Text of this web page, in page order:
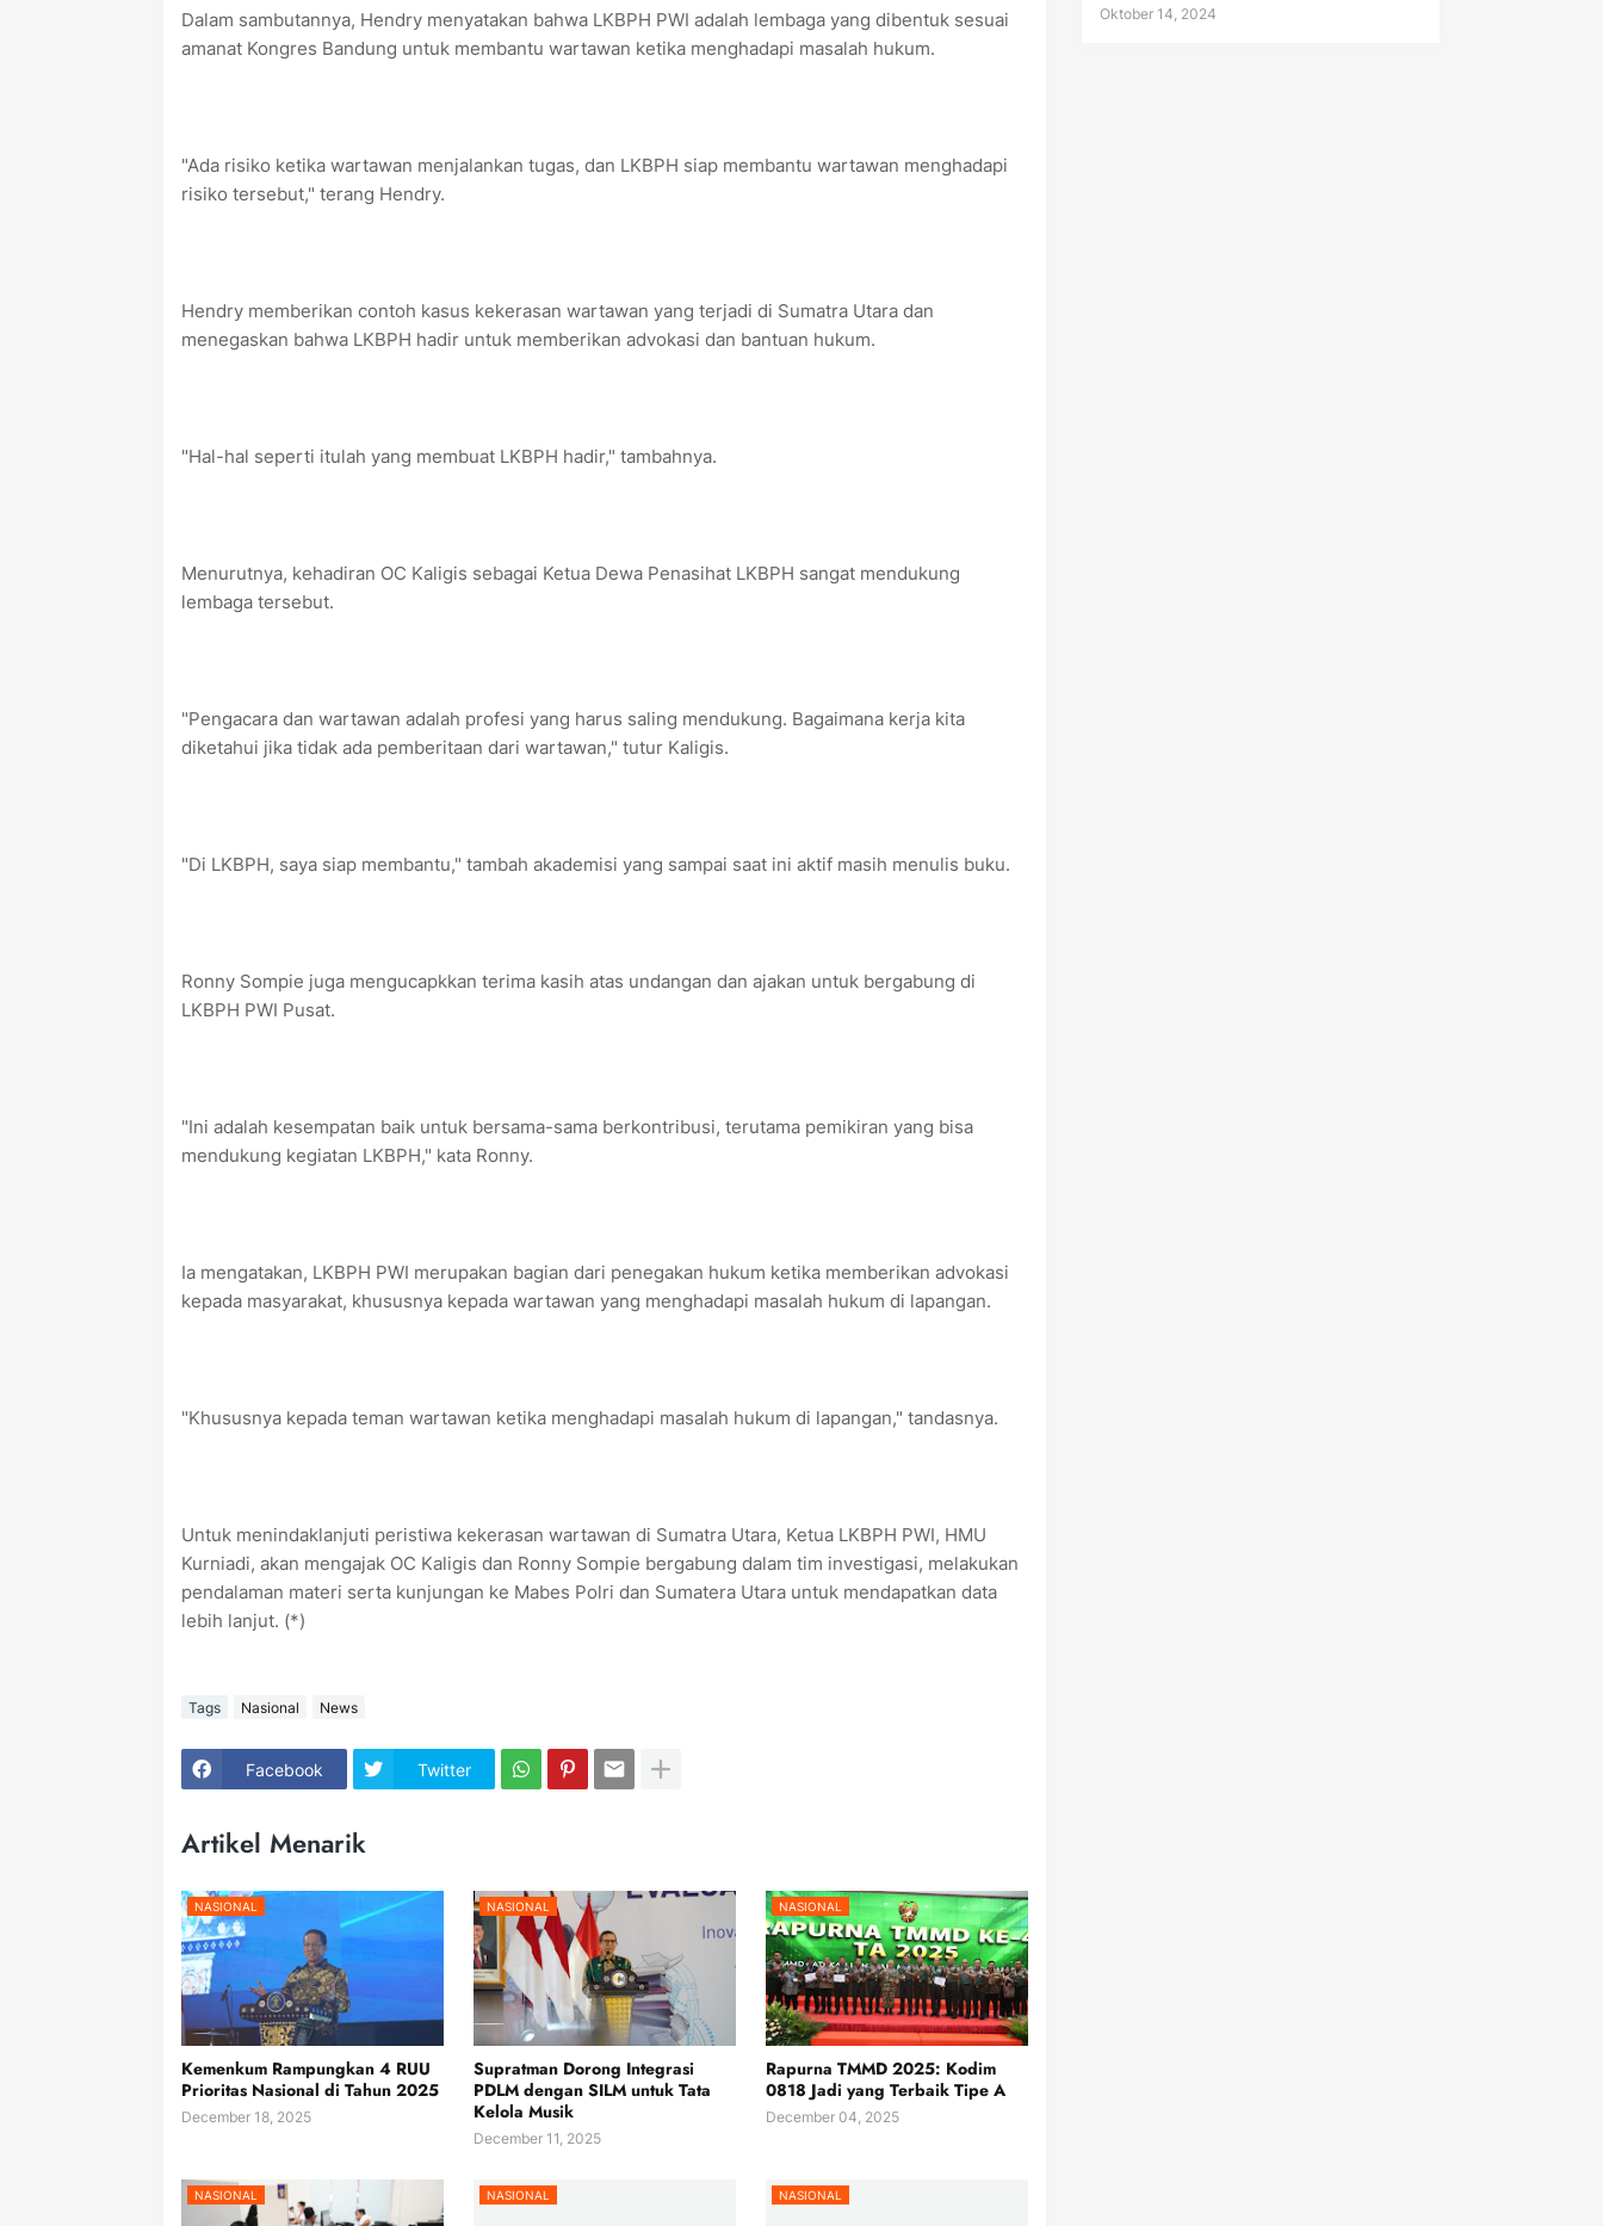
Dalam sambutannya, Hendry menyatakan bahwa LKBPH PWI adalah lembaga yang dibentuk sesuai
amanat Kongres Bandung untuk membantu wartawan ketika menghadapi masalah hukum.
"Ada risiko ketika wartawan menjalankan tugas, dan LKBPH siap membantu wartawan menghadapi
risiko tersebut," terang Hendry.
Hendry memberikan contoh kasus kekerasan wartawan yang terjadi di Sumatra Utara dan
menegaskan bahwa LKBPH hadir untuk memberikan advokasi dan bantuan hukum.
"Hal-hal seperti itulah yang membuat LKBPH hadir," tambahnya.
Menurutnya, kehadiran OC Kaligis sebagai Ketua Dewa Penasihat LKBPH sangat mendukung
lembaga tersebut.
"Pengacara dan wartawan adalah profesi yang harus saling mendukung. Bagaimana kerja kita
diketahui jika tidak ada pemberitaan dari wartawan," tutur Kaligis.
"Di LKBPH, saya siap membantu," tambah akademisi yang sampai saat ini aktif masih menulis buku.
Ronny Sompie juga mengucapkkan terima kasih atas undangan dan ajakan untuk bergabung di
LKBPH PWI Pusat.
"Ini adalah kesempatan baik untuk bersama-sama berkontribusi, terutama pemikiran yang bisa
mendukung kegiatan LKBPH," kata Ronny.
Ia mengatakan, LKBPH PWI merupakan bagian dari penegakan hukum ketika memberikan advokasi
kepada masyarakat, khususnya kepada wartawan yang menghadapi masalah hukum di lapangan.
"Khususnya kepada teman wartawan ketika menghadapi masalah hukum di lapangan," tandasnya.
Untuk menindaklanjuti peristiwa kekerasan wartawan di Sumatra Utara, Ketua LKBPH PWI, HMU
Kurniadi, akan mengajak OC Kaligis dan Ronny Sompie bergabung dalam tim investigasi, melakukan
pendalaman materi serta kunjungan ke Mabes Polri dan Sumatera Utara untuk mendapatkan data
lebih lanjut. (*)
Tags Nasional News
Facebook Twitter
Artikel Menarik
NASIONAL
Kemenkum Rampungkan 4 RUU
Prioritas Nasional di Tahun 2025
December 18, 2025
NASIONAL
Supratman Dorong Integrasi
PDLM dengan SILM untuk Tata
Kelola Musik
December 11, 2025
NASIONAL
Rapurna TMMD 2025: Kodim
0818 Jadi yang Terbaik Tipe A
December 04, 2025
NASIONAL NASIONAL NASIONAL
Oktober 14, 2024